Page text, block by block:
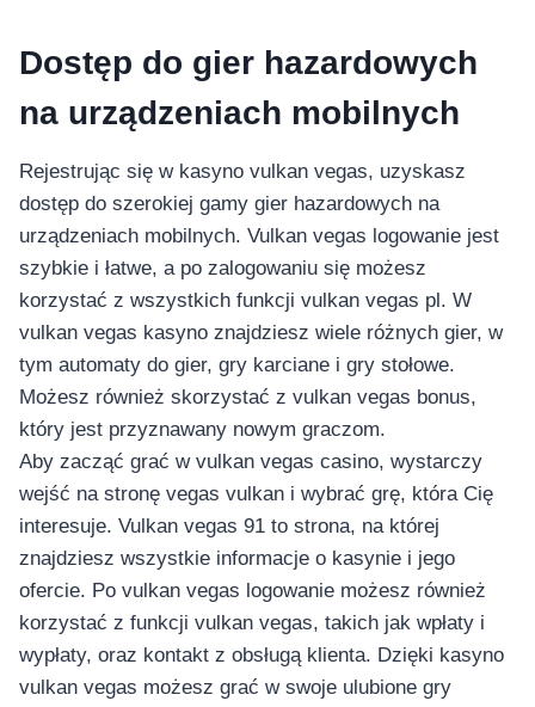
Dostęp do gier hazardowych
na urządzeniach mobilnych
Rejestrując się w kasyno vulkan vegas, uzyskasz
dostęp do szerokiej gamy gier hazardowych na
urządzeniach mobilnych. Vulkan vegas logowanie jest
szybkie i łatwe, a po zalogowaniu się możesz
korzystać z wszystkich funkcji vulkan vegas pl. W
vulkan vegas kasyno znajdziesz wiele różnych gier, w
tym automaty do gier, gry karciane i gry stołowe.
Możesz również skorzystać z vulkan vegas bonus,
który jest przyznawany nowym graczom.
Aby zacząć grać w vulkan vegas casino, wystarczy
wejść na stronę vegas vulkan i wybrać grę, która Cię
interesuje. Vulkan vegas 91 to strona, na której
znajdziesz wszystkie informacje o kasynie i jego
ofercie. Po vulkan vegas logowanie możesz również
korzystać z funkcji vulkan vegas, takich jak wpłaty i
wypłaty, oraz kontakt z obsługą klienta. Dzięki kasyno
vulkan vegas możesz grać w swoje ulubione gry